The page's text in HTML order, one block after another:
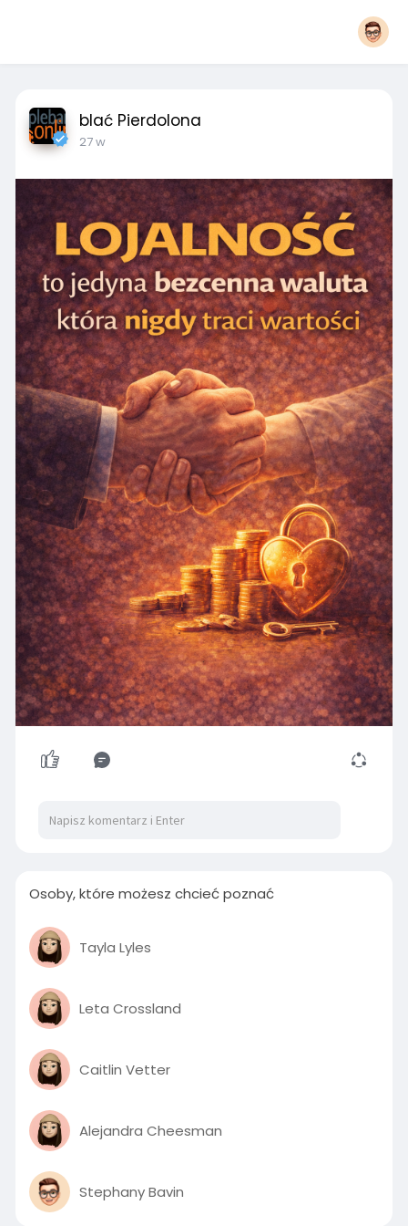
blać Pierdolona
27 w
Osoby, które możesz chcieć poznać
Tayla Lyles
Leta Crossland
Caitlin Vetter
Alejandra Cheesman
Stephany Bavin